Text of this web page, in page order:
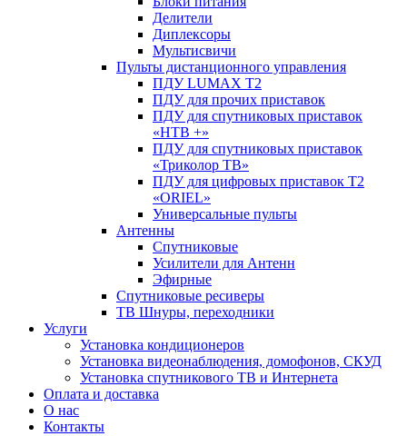
Делители
Диплексоры
Мультисвичи
Пульты дистанционного управления
ПДУ LUMAX Т2
ПДУ для прочих приставок
ПДУ для спутниковых приставок
«НТВ +»
ПДУ для спутниковых приставок
«Триколор ТВ»
ПДУ для цифровых приставок Т2
«ORIEL»
Универсальные пульты
Антенны
Спутниковые
Усилители для Антенн
Эфирные
Спутниковые ресиверы
ТВ Шнуры, переходники
Услуги
Установка кондиционеров
Установка видеонаблюдения, домофонов, СКУД
Установка спутникового ТВ и Интернета
Оплата и доставка
О нас
Контакты